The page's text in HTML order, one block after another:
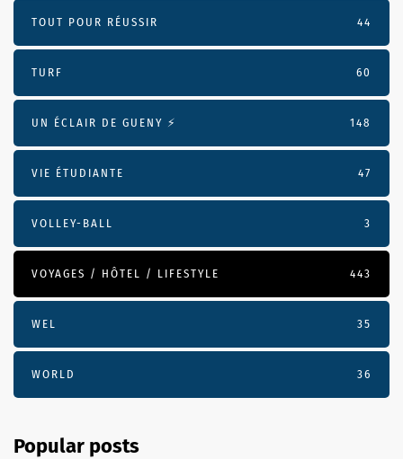
TOUT POUR RÉUSSIR 44
TURF 60
UN ÉCLAIR DE GUENY ⚡️ 148
VIE ÉTUDIANTE 47
VOLLEY-BALL 3
VOYAGES / HÔTEL / LIFESTYLE 443
WEL 35
WORLD 36
Popular posts